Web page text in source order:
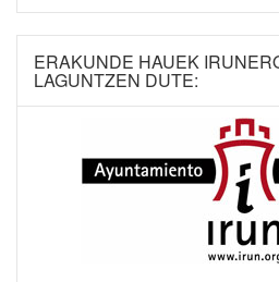
ERAKUNDE HAUEK
LAGUNTZEN DUTE: